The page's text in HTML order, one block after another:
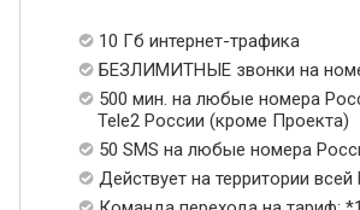
10 Гб интернет-трафика
БЕЗЛИМИТНЫЕ звонки на
500 мин. на любые номера
Tele2 России (кроме Проекта)
50 SMS на любые номера
Действует на территории всей